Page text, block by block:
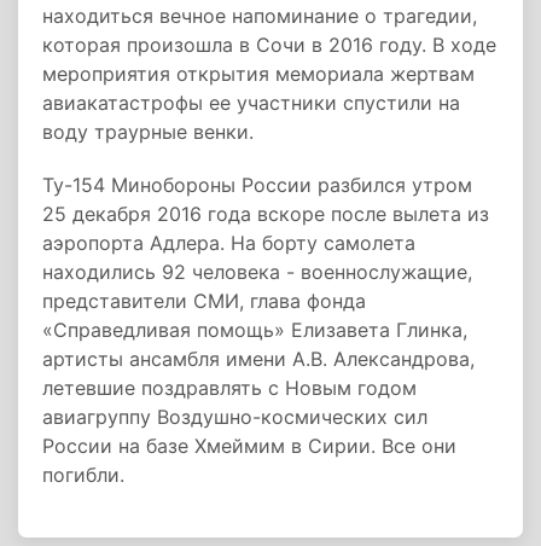
находиться вечное напоминание о трагедии,
которая произошла в Сочи в 2016 году. В ходе
мероприятия открытия мемориала жертвам
авиакатастрофы ее участники спустили на
воду траурные венки.
Ту-154 Минобороны России разбился утром
25 декабря 2016 года вскоре после вылета из
аэропорта Адлера. На борту самолета
находились 92 человека - военнослужащие,
представители СМИ, глава фонда
«Справедливая помощь» Елизавета Глинка,
артисты ансамбля имени А.В. Александрова,
летевшие поздравлять с Новым годом
авиагруппу Воздушно-космических сил
России на базе Хмеймим в Сирии. Все они
погибли.